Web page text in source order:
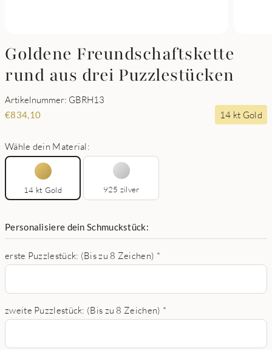
Goldene Freundschaftskette
rund aus drei Puzzlestücken
Artikelnummer: GBRH13
€834,10 14 kt Gold
Wähle dein Material:
14 kt Gold 925 zilver
Personalisiere dein Schmuckstück:
erste Puzzlestück: (Bis zu 8 Zeichen) *
zweite Puzzlestück: (Bis zu 8 Zeichen) *